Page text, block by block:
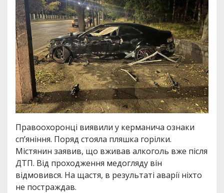
Правоохоронці виявили у керманича ознаки
спʼяніння. Поряд стояла пляшка горілки.
Містянин заявив, що вживав алкоголь вже після
ДТП. Від проходження медогляду він
відмовився. На щастя, в результаті аварії ніхто
не постраждав.